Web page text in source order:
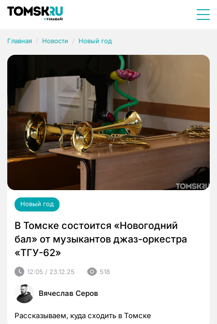
Главная Новости Новый год
Новый год
В Томске состоится «Новогодний
бал» от музыкантов джаз-оркестра
«ТГУ-62»
12:05 / 23.12.25 518
Вячеслав Серов
Рассказываем, куда сходить в Томске